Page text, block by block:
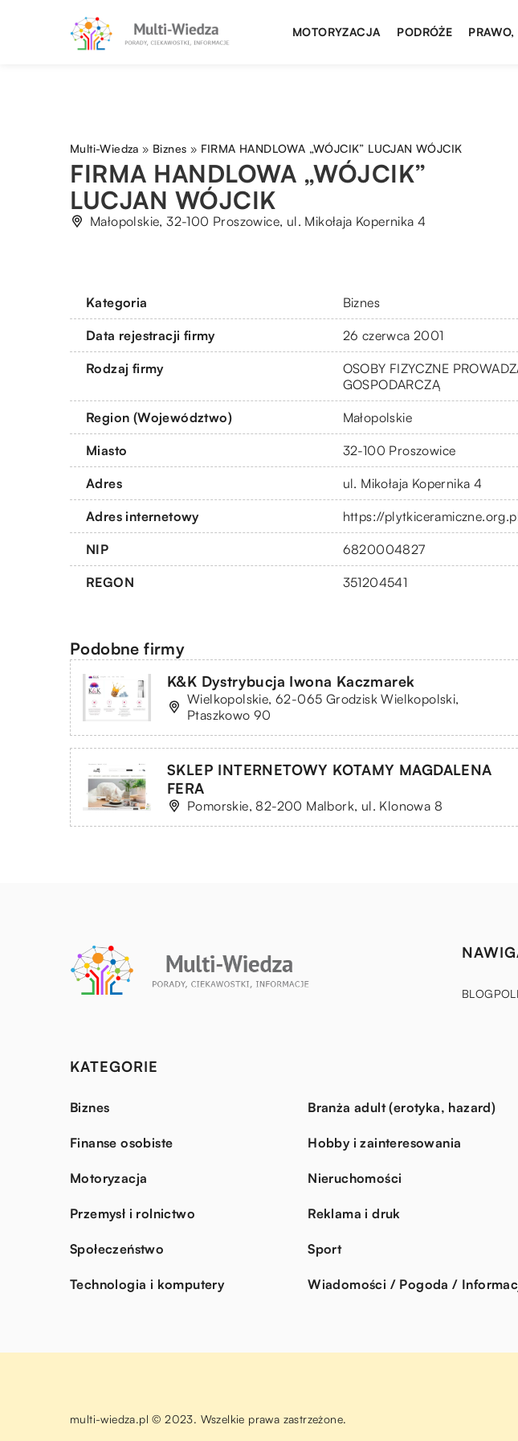
MOTORYZACJA PODRÓŻE
Multi-Wiedza » Biznes » FIRMA HANDLOWA „WÓJCIK” LUCJAN WÓJCIK
FIRMA HANDLOWA „WÓJCIK”
LUCJAN WÓJCIK
Małopolskie, 32-100 Proszowice, ul. Mikołaja Kopernika 4
Kategoria Biznes
Data rejestracji firmy 26 czerwca 2001
Rodzaj firmy
OSOBY FIZYCZNE
GOSPODARCZĄ
Region (Województwo) Małopolskie
Miasto 32-100 Proszowice
Adres ul. Mikołaja Kopernika 4
Adres internetowy https://
NIP 6820004827
REGON 351204541
Podobne firmy
K&K Dystrybucja Iwona Kaczmarek
Wielkopolskie, 62-065 Grodzisk Wielkopolski,
Ptaszkowo 90
SKLEP INTERNETOWY KOTAMY MAGDALENA
FERA
Pomorskie, 82-200 Malbork, ul. Klonowa 8
BLOG
KATEGORIE
Biznes Branża adult (erotyka, hazard)
Finanse osobiste Hobby i zainteresowania
Motoryzacja Nieruchomości
Przemysł i rolnictwo Reklama i druk
Społeczeństwo Sport
Technologia i komputery Wiadomości / Pogoda /
multi-wiedza.pl © 2023. Wszelkie prawa zastrzeżone.